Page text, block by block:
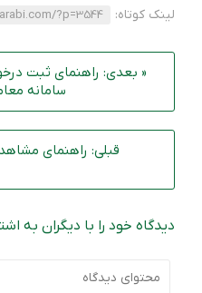
لینک کوتاه: ?p=3544
« بعدی: راهنمای ثبت
سامانه
قبلی: راهنمای
دیدگاه خود را با دیگران به